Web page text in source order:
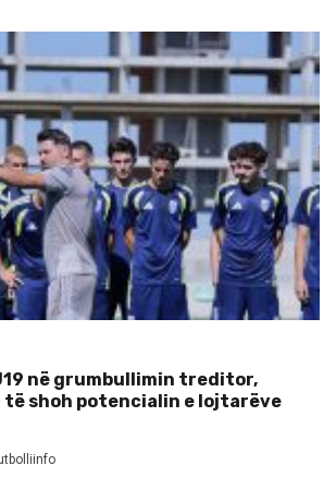
në grumbullimin treditor,
të shoh potencialin e lojtarëve